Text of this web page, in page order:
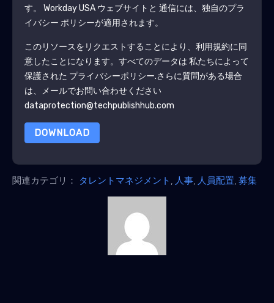
す。 Workday USAウェブサイトと 通信には、独自のプラ
イバシー ポリシーが適用されます。
このリソースをリクエストすることにより、利用規約に同
意したことになります。すべてのデータは 私たちによって
保護された プライバシーポリシー.さらに質問がある場合
は、メールでお問い合わせください
dataprotection@techpublishhub.com
DOWNLOAD
関連カテゴリ： タレントマネジメント 人事 人員配置 募集